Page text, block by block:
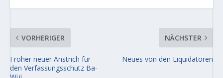
VORHERIGER
Froher neuer Anstrich für
den Verfassungsschutz Ba-
NÄCHSTER
Neues von den Liquidatoren